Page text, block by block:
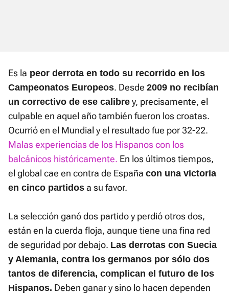
Es la peor derrota en todo su recorrido en los
Campeonatos Europeos. Desde 2009 no recibían
un correctivo de ese calibre y, precisamente, el
culpable en aquel año también fueron los croatas.
Ocurrió en el Mundial y el resultado fue por 32-22.
Malas experiencias de los Hispanos con los
balcánicos históricamente. En los últimos tiempos,
el global cae en contra de España con una victoria
en cinco partidos a su favor.
La selección ganó dos partido y perdió otros dos,
están en la cuerda floja, aunque tiene una fina red
de seguridad por debajo. Las derrotas con Suecia
y Alemania, contra los germanos por sólo dos
tantos de diferencia, complican el futuro de los
Hispanos. Deben ganar y sino lo hacen dependen